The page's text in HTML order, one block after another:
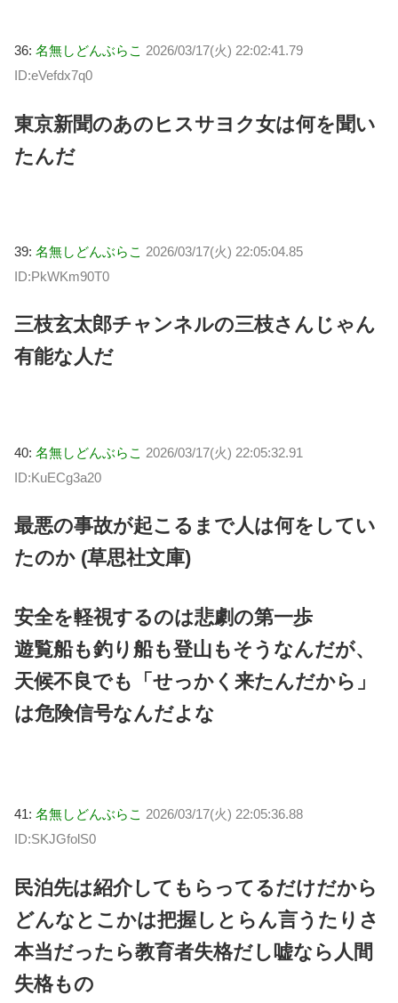
36: 名無しどんぶらこ 2026/03/17(火) 22:02:41.79
ID:eVefdx7q0
東京新聞のあのヒスサヨク女は何を聞い
たんだ
39: 名無しどんぶらこ 2026/03/17(火) 22:05:04.85
ID:PkWKm90T0
三枝玄太郎チャンネルの三枝さんじゃん
有能な人だ
40: 名無しどんぶらこ 2026/03/17(火) 22:05:32.91
ID:KuECg3a20
最悪の事故が起こるまで人は何をしてい
たのか (草思社文庫)
安全を軽視するのは悲劇の第一歩
遊覧船も釣り船も登山もそうなんだが、
天候不良でも「せっかく来たんだから」
は危険信号なんだよな
41: 名無しどんぶらこ 2026/03/17(火) 22:05:36.88
ID:SKJGfolS0
民泊先は紹介してもらってるだけだから
どんなとこかは把握しとらん言うたりさ
本当だったら教育者失格だし嘘なら人間
失格もの